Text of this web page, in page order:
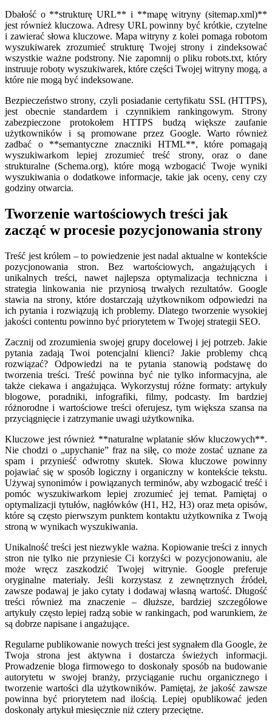
Dbałość o **strukturę URL** i **mapę witryny (sitemap.xml)**
jest również kluczowa. Adresy URL powinny być krótkie, czytelne
i zawierać słowa kluczowe. Mapa witryny z kolei pomaga robotom
wyszukiwarek zrozumieć strukturę Twojej strony i zindeksować
wszystkie ważne podstrony. Nie zapomnij o pliku robots.txt, który
instruuje roboty wyszukiwarek, które części Twojej witryny mogą, a
które nie mogą być indeksowane.
Bezpieczeństwo strony, czyli posiadanie certyfikatu SSL (HTTPS),
jest obecnie standardem i czynnikiem rankingowym. Strony
zabezpieczone protokołem HTTPS budzą większe zaufanie
użytkowników i są promowane przez Google. Warto również
zadbać o **semantyczne znaczniki HTML**, które pomagają
wyszukiwarkom lepiej zrozumieć treść strony, oraz o dane
strukturalne (Schema.org), które mogą wzbogacić Twoje wyniki
wyszukiwania o dodatkowe informacje, takie jak oceny, ceny czy
godziny otwarcia.
Tworzenie wartościowych treści jak
zacząć w procesie pozycjonowania strony
Treść jest królem – to powiedzenie jest nadal aktualne w kontekście
pozycjonowania stron. Bez wartościowych, angażujących i
unikalnych treści, nawet najlepsza optymalizacja techniczna i
strategia linkowania nie przyniosą trwałych rezultatów. Google
stawia na strony, które dostarczają użytkownikom odpowiedzi na
ich pytania i rozwiązują ich problemy. Dlatego tworzenie wysokiej
jakości contentu powinno być priorytetem w Twojej strategii SEO.
Zacznij od zrozumienia swojej grupy docelowej i jej potrzeb. Jakie
pytania zadają Twoi potencjalni klienci? Jakie problemy chcą
rozwiązać? Odpowiedzi na te pytania stanowią podstawę do
tworzenia treści. Treść powinna być nie tylko informacyjna, ale
także ciekawa i angażująca. Wykorzystuj różne formaty: artykuły
blogowe, poradniki, infografiki, filmy, podcasty. Im bardziej
różnorodne i wartościowe treści oferujesz, tym większa szansa na
przyciągnięcie i zatrzymanie uwagi użytkownika.
Kluczowe jest również **naturalne wplatanie słów kluczowych**.
Nie chodzi o „upychanie” fraz na siłę, co może zostać uznane za
spam i przynieść odwrotny skutek. Słowa kluczowe powinny
pojawiać się w sposób logiczny i organiczny w kontekście tekstu.
Używaj synonimów i powiązanych terminów, aby wzbogacić treść i
pomóc wyszukiwarkom lepiej zrozumieć jej temat. Pamiętaj o
optymalizacji tytułów, nagłówków (H1, H2, H3) oraz meta opisów,
które są często pierwszym punktem kontaktu użytkownika z Twoją
stroną w wynikach wyszukiwania.
Unikalność treści jest niezwykle ważna. Kopiowanie treści z innych
stron nie tylko nie przyniesie Ci korzyści w pozycjonowaniu, ale
może wręcz zaszkodzić Twojej witrynie. Google preferuje
oryginalne materiały. Jeśli korzystasz z zewnętrznych źródeł,
zawsze podawaj je jako cytaty i dodawaj własną wartość. Długość
treści również ma znaczenie – dłuższe, bardziej szczegółowe
artykuły często lepiej radzą sobie w rankingach, pod warunkiem, że
są dobrze napisane i angażujące.
Regularne publikowanie nowych treści jest sygnałem dla Google, że
Twoja strona jest aktywna i dostarcza świeżych informacji.
Prowadzenie bloga firmowego to doskonały sposób na budowanie
autorytetu w swojej branży, przyciąganie ruchu organicznego i
tworzenie wartości dla użytkowników. Pamiętaj, że jakość zawsze
powinna być priorytetem nad ilością. Lepiej opublikować jeden
doskonały artykuł miesięcznie niż cztery przeciętne.